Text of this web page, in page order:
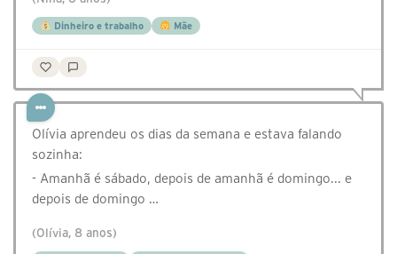
Dinheiro e trabalho Mãe
⁣Olívia aprendeu os dias da semana e estava falando
sozinha:
- Amanhã é sábado, depois de amanhã é domingo... e
depois de domingo …
(Olívia, 8 anos)